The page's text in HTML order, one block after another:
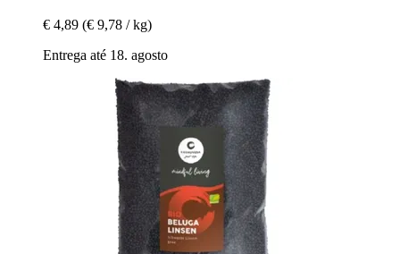
€ 4,89 (€ 9,78 / kg)
Entrega até 18. agosto